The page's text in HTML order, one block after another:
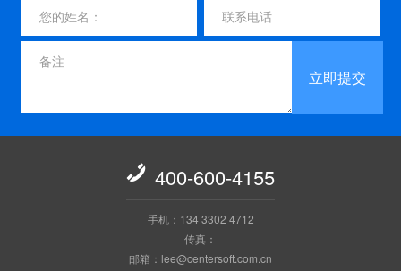
立即提交
 400-600-4155
手机：134 3302 4712
传真：
邮箱：lee@centersoft.com.cn